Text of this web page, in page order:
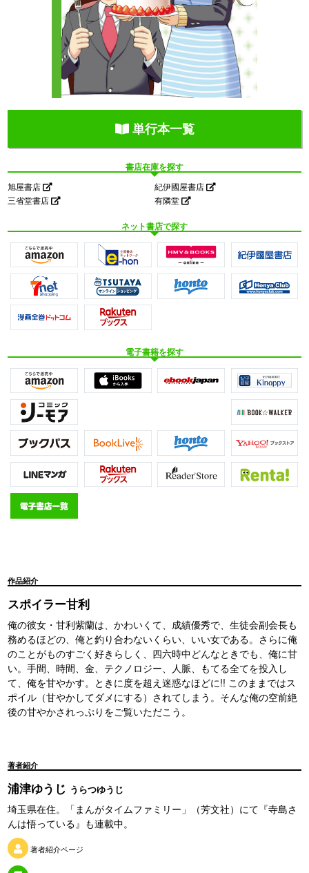
単行本一覧
書店在庫を探す
旭屋書店
紀伊國屋書店
三省堂書店
有隣堂
ネット書店で探す
電子書籍を探す
作品紹介
スポイラー甘利
俺の彼女・甘利紫蘭は、かわいくて、成績優秀で、生徒会副会長も
務めるほどの、俺と釣り合わないくらい、いい女である。さらに俺
のことがものすごく好きらしく、四六時中どんなときでも、俺に甘
い。手間、時間、金、テクノロジー、人脈、もてる全てを投入し
て、俺を甘やかす。ときに度を超え迷惑なほどに!! このままではス
ポイル（甘やかしてダメにする）されてしまう。そんな俺の空前絶
後の甘やかされっぷりをご覧いただこう。
著者紹介
浦津ゆうじ うらつゆうじ
埼玉県在住。「まんがタイムファミリー」（芳文社）にて『寺島さ
んは悟っている』も連載中。
著者紹介ページ